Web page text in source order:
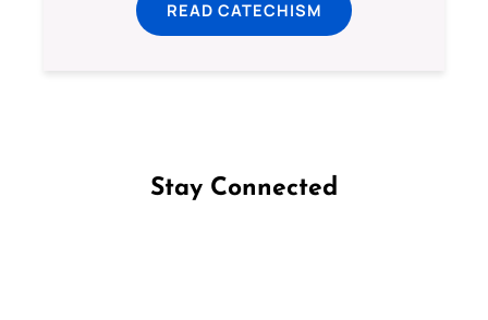
READ CATECHISM
Stay Connected